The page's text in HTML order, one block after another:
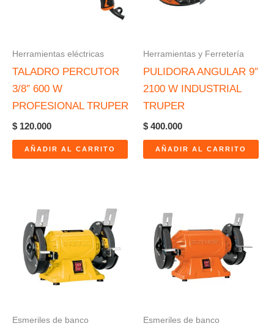
Herramientas eléctricas
TALADRO PERCUTOR
3/8″ 600 W
PROFESIONAL TRUPER
$ 120.000
AÑADIR AL CARRITO
Herramientas y Ferretería
PULIDORA ANGULAR 9″
2100 W INDUSTRIAL
TRUPER
$ 400.000
AÑADIR AL CARRITO
Esmeriles de banco Esmeriles de banco